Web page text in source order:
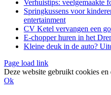
Verhuistips: veelgemaakte
Springkussens voor
entertainment
CV Ketel vervangen een
E-chopper huren in het
Kleine deuk in de auto?
Page load link
Deze website gebruikt cookies en
Ok